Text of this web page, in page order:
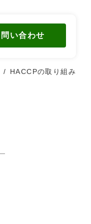
リ青果
い合わせ
HACCPの取り組み